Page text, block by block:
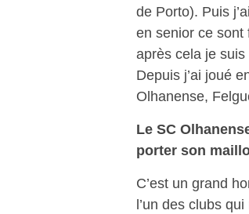
de Porto). Puis
en senior ce sont
après cela je
Depuis j’ai joué
Olhanense,
Le SC
porter son
C’est un grand
l’un des clubs